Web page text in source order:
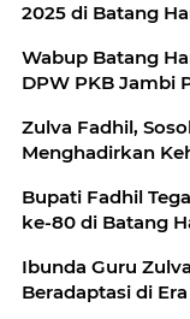
2025 di Batang
Wabup Batang
DPW PKB Jambi
Zulva Fadhil,
Menghadirkan
Bupati Fadhil
ke-80 di Batang
Ibunda Guru
Beradaptasi di